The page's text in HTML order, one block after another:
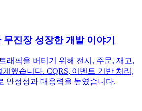
진장 성장한 개발 이야기
래픽을 버티기 위해 전시, 주문, 재고,
했습니다. CQRS, 이벤트 기반 처리,
안정성과 대응력을 높였습니다.